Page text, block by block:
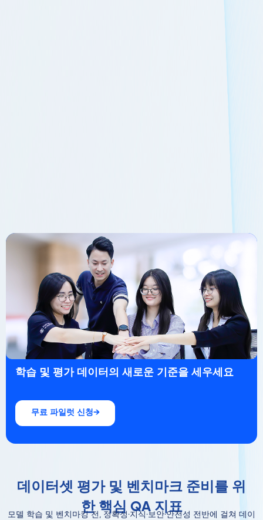
학습 및 평가 데이터의 새로운 기준을 세우세요
무료 파일럿 신청→
데이터셋 평가 및 벤치마크 준비를 위
한 핵심 QA 지표
모델 학습 및 벤치마킹 전, 정확성·지식·보안·안전성 전반에 걸쳐 데이